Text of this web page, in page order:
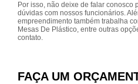
Por isso, não deixe de falar conosco
dúvidas com nossos funcionários.
empreendimento também trabalha
Mesas De Plástico, entre outras
contato.
FAÇA UM